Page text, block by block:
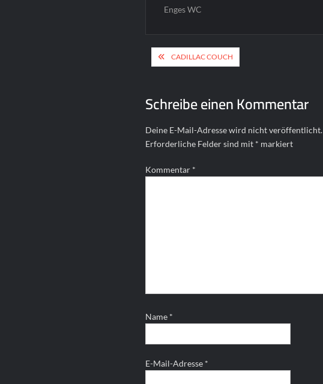
Enges WC
Beitragsnavigation
CADILLAC COUCH
Schreibe einen Kommentar
Deine E-Mail-Adresse wird nicht veröffentlicht.
Erforderliche Felder sind mit * markiert
Kommentar *
Name *
E-Mail-Adresse *